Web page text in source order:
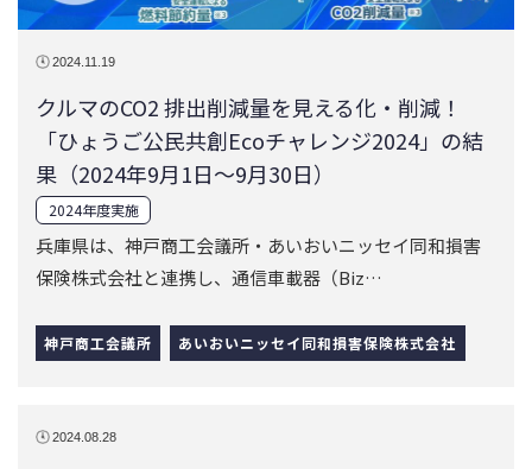
兵庫県は、神戸商工会議所・あいおいニッセイ同和損害
保険株式会社と連携し、通信車載器（Biz…
神戸商工会議所 あいおいニッセイ同和損害保険株式会社
2024.08.28
「ひょうご公民共創Ecoチャレンジ2024」キッ
クオフイベントの開催（2024年8月5日）
2024年度実施
SDGs公民共創プロジェクトの取り組みとして、車載小型